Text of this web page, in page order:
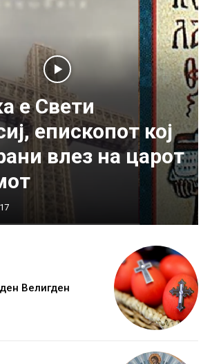
е Свети
епископот кој
влез на царот
Велигден